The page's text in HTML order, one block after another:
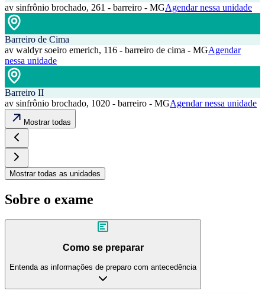
av sinfrônio brochado, 261 - barreiro - MGAgendar nessa unidade
Barreiro de Cima
av waldyr soeiro emerich, 116 - barreiro de cima - MGAgendar
nessa unidade
Barreiro II
av sinfrônio brochado, 1020 - barreiro - MGAgendar nessa unidade
Mostrar todas
Mostrar todas as unidades
Sobre o exame
Como se preparar
Entenda as informações de preparo com antecedência